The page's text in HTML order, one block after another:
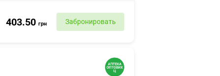
403.50 грн Забронировать